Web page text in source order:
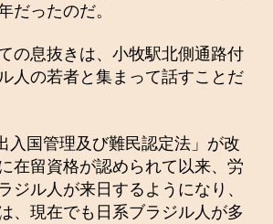
だったのだ。
の息抜きは、小牧駅北側通路付
人の若者と集まって話すことだ
入国管理及び難民認定法」が改
在留資格が認められて以来、労
ジル人が来日するようになり、
、現在でも日系ブラジル人が多